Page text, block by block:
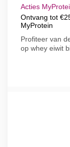
Acties
Ontvang tot
MyProtein
Profiteer van
op whey eiwit